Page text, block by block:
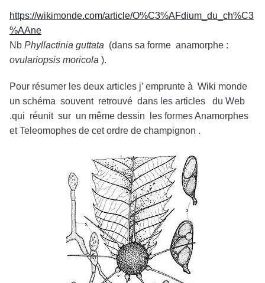
https://wikimonde.com/article/O%C3%AFdium_du_ch%C3
%AAne
Nb Phyllactinia guttata (dans sa forme anamorphe :
ovulariopsis moricola ).
Pour résumer les deux articles j’ emprunte à Wiki monde
un schéma souvent retrouvé dans les articles du Web
.qui réunit sur un même dessin les formes Anamorphes
et Teleomophes de cet ordre de champignon .